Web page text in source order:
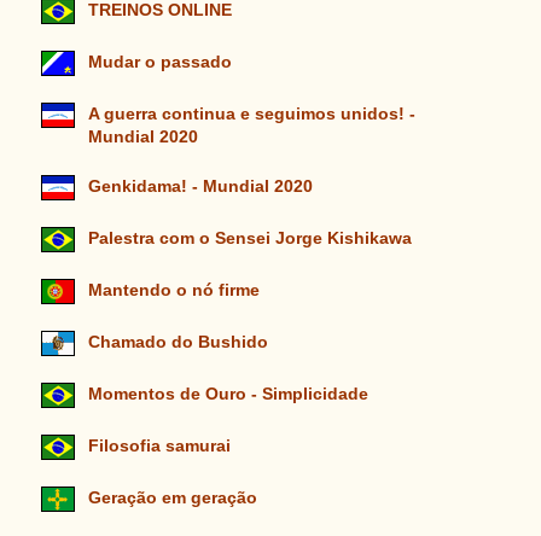
TREINOS ONLINE
Mudar o passado
A guerra continua e seguimos unidos! -
Mundial 2020
Genkidama! - Mundial 2020
Palestra com o Sensei Jorge Kishikawa
Mantendo o nó firme
Chamado do Bushido
Momentos de Ouro - Simplicidade
Filosofia samurai
Geração em geração